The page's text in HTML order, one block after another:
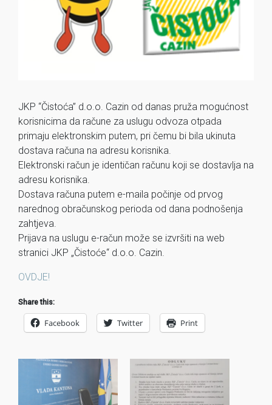
JKP “Čistoća” d.o.o. Cazin od danas pruža mogućnost
korisnicima da račune za uslugu odvoza otpada
primaju elektronskim putem, pri čemu bi bila ukinuta
dostava računa na adresu korisnika.
Elektronski račun je identičan računu koji se dostavlja na
adresu korisnika.
Dostava računa putem e-maila počinje od prvog
narednog obračunskog perioda od dana podnošenja
zahtjeva.
Prijava na uslugu e-račun može se izvršiti na web
stranici JKP „Čistoće“ d.o.o. Cazin.
OVDJE!
Share this:
Facebook Twitter Print